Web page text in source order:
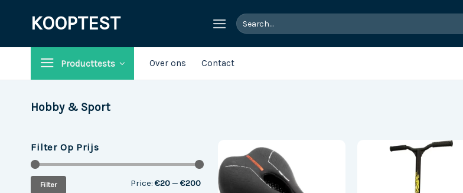
KOOPTEST
Search
for:
Producttests Over ons Contact
Hobby & Sport
Filter Op Prijs
Min
price
Max
priceFilter Price: €20— €200